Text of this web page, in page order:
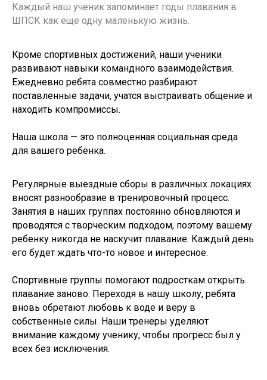
Каждый наш ученик запоминает годы плавания в
ШПСК как еще одну маленькую жизнь.
Кроме спортивных достижений, наши ученики
развивают навыки командного взаимодействия.
Ежедневно ребята совместно разбирают
поставленные задачи, учатся выстраивать общение и
находить компромиссы.
Наша школа — это полноценная социальная среда
для вашего ребенка.
Регулярные выездные сборы в различных локациях
вносят разнообразие в тренировочный процесс.
Занятия в наших группах постоянно обновляются и
проводятся с творческим подходом, поэтому вашему
ребенку никогда не наскучит плавание. Каждый день
его будет ждать что-то новое и интересное.
Спортивные группы помогают подросткам открыть
плавание заново. Переходя в нашу школу, ребята
вновь обретают любовь к воде и веру в
собственные силы. Наши тренеры уделяют
внимание каждому ученику, чтобы прогресс был у
всех без исключения.